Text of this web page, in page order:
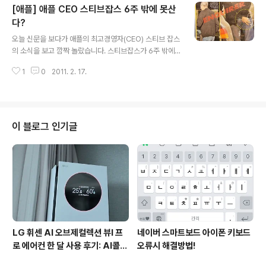
보고 말을 걸고, 남자는 아이유를 신경안쓰고 영상에만 빠
져있다가, 아이유가 버스에서 내린 이후에 아이유라는 것
을 알아챈다는 내용인것 같습니다. 이번에 공개된 영상은
재미있는 대사까지 나와 귀여움을 더하고 있습니다. 갤럭
재하고 4인치(800 x 480) 슈퍼 아몰레드(AMOLED·능
[애플] 애플 CEO 스티브잡스 6주 밖에 못산
다?
오늘 신문을 보다가 애플의 최고경영자(CEO) 스티브 잡스
의 소식을 보고 깜짝 놀랐습니다. 스티브잡스가 6주 밖에
습니다. 스탠포드 대학 암센터에서 아내와 함께 치료 받기
있을 것으로 예상된다고 하네요. 이미 스티브잡스는 2004
년 췌장암 수술을 받았고, 2009년에는 신경내분비계의 암
치료를 받은 바가 있습니다. 미국의 모 전문인이 사진으로
봤을 때는 잡스의 생명이 6주 밖에 남지 않았다고 전했다
네요. 애플의 시작과 도약을 함께 했던 스티브잡스가 빨리
완쾌되길 소원합니다.
1 0 2011. 2. 17.
이 블로그 인기글
LG 휘센 AI 오브제컬렉션 뷰I 프
로 에어컨 한 달 사용 후기: AI콜드
네이버 스마트보드 아이폰 키보드
오류시 해결방법!